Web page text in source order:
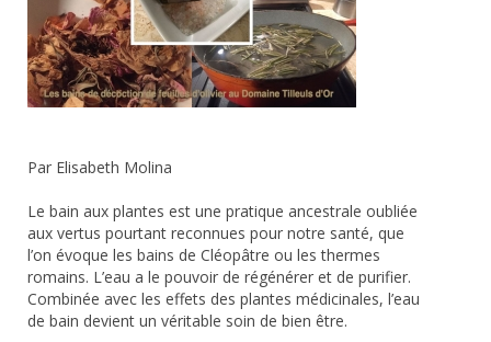
Par Elisabeth Molina
Le bain aux plantes est une pratique ancestrale oubliée
aux vertus pourtant reconnues pour notre santé, que
l’on évoque les bains de Cléopâtre ou les thermes
romains. L’eau a le pouvoir de régénérer et de purifier.
Combinée avec les effets des plantes médicinales, l’eau
de bain devient un véritable soin de bien être.